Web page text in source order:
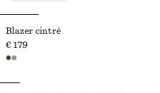
Blazer cintré
€ 179